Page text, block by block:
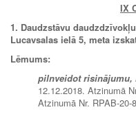
IX
1. Daudzstāvu
Lucavsalas ielā 5, meta
Lēmums:
pilnveidot risinājumu,
12.12.2018. Atzinumā
Atzinumā Nr. RPAB-